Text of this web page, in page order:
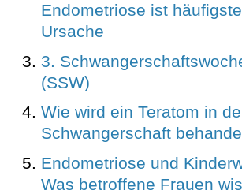
Endometriose ist häufigste
Ursache
3.
(SSW)
Wie wird ein Teratom in
Schwangerschaft
Endometriose und
Was betroffene Frauen